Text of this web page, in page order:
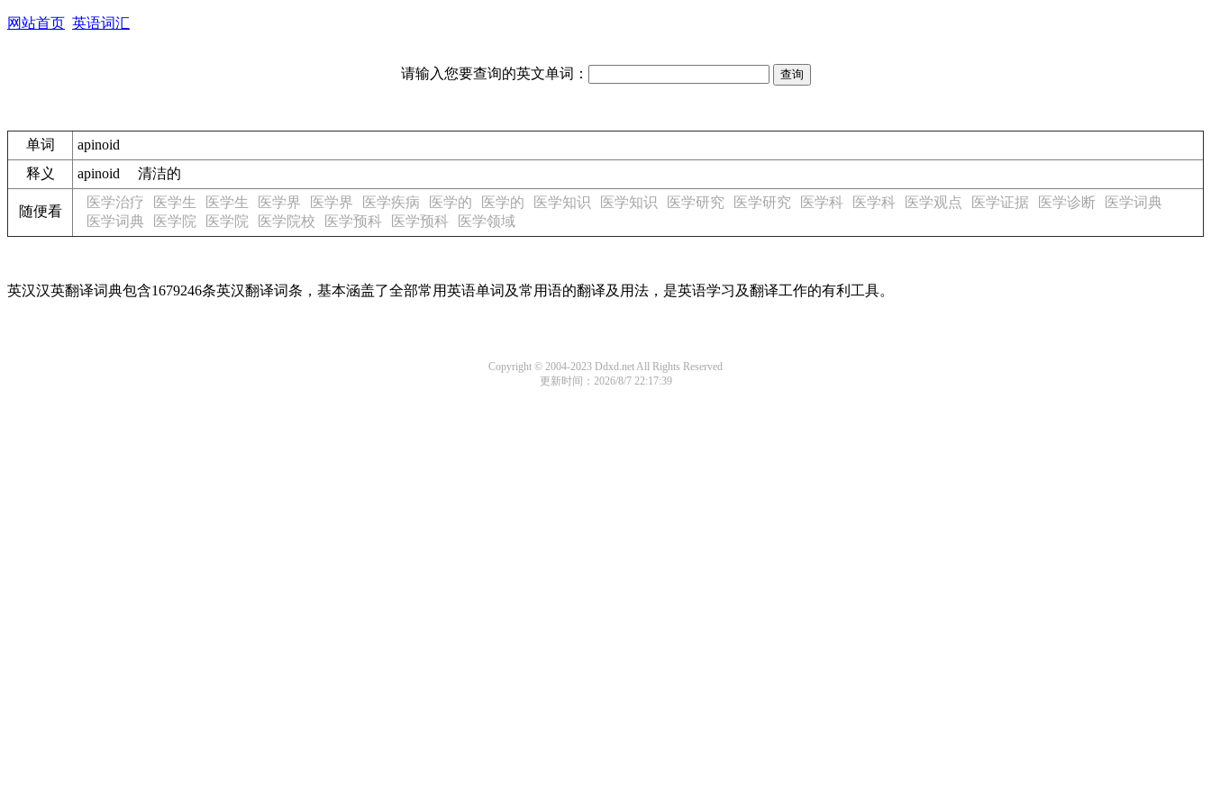
网站首页 英语词汇
请输入您要查询的英文单词：
单词
apinoid
释义
apinoid 清洁的
随便看
医学治疗 医学生 医学生 医学界 医学界 医学疾病 医学的 医学的 医学知识 医学知识 医学研究 医学研究 医学科 医学科 医学观点 医学证据 医学诊断
医学词典
医学词典
医学院 医学院 医学院校 医学预科 医学预科 医学领域
英汉汉英翻译词典包含1679246条英汉翻译词条，基本涵盖了全部常用英语单词及常用语的翻译及用法，是英语学习及翻译工作的有利工具。
Copyright © 2004-2023 Ddxd.net All Rights Reserved
更新时间：2026/8/7 22:17:39